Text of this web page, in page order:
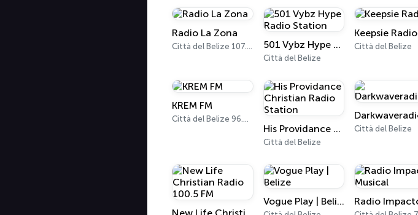
Radio La Zona
Città del Belize 107.5 FM 501 Vybz Hype Radio Station
Città del Belize
Keepsie Radio
Città del Belize
KREM FM
Città del Belize 96.5 FM
His Providance Christian Radio Station
Città del Belize
Città del Belize
Vogue Play | Belize